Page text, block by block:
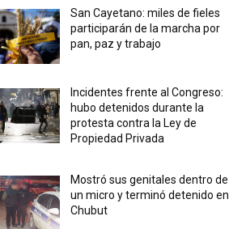
San Cayetano: miles de fieles
participarán de la marcha por
pan, paz y trabajo
Incidentes frente al Congreso:
hubo detenidos durante la
protesta contra la Ley de
Propiedad Privada
Mostró sus genitales dentro de
un micro y terminó detenido en
Chubut